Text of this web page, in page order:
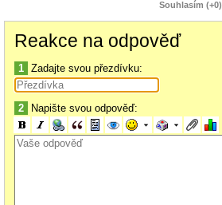
Souhlasím (+0)
Reakce na odpověď
1 Zadajte svou přezdívku:
2 Napište svou odpověď: